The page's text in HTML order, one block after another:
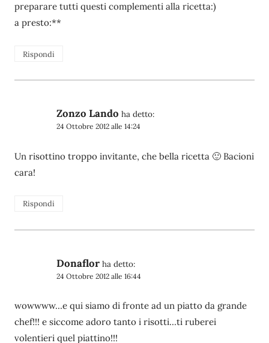
preparare tutti questi complementi alla ricetta:)
a presto:**
Rispondi
Zonzo Lando ha detto:
24 Ottobre 2012 alle 14:24
Un risottino troppo invitante, che bella ricetta 🙂 Bacioni
cara!
Rispondi
Donaflor ha detto:
24 Ottobre 2012 alle 16:44
wowwww…e qui siamo di fronte ad un piatto da grande
chef!!! e siccome adoro tanto i risotti…ti ruberei
volentieri quel piattino!!!